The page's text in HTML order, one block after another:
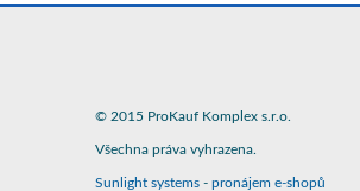
© 2015 ProKauf Komplex s.r.o.
Všechna práva vyhrazena.
Sunlight systems - pronájem e-shopů